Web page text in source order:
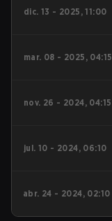
dic. 13 - 2025, 11:00
mar. 08 - 2025, 04:15
nov. 26 - 2024, 04:15
jul. 10 - 2024, 06:10
abr. 24 - 2024, 02:10